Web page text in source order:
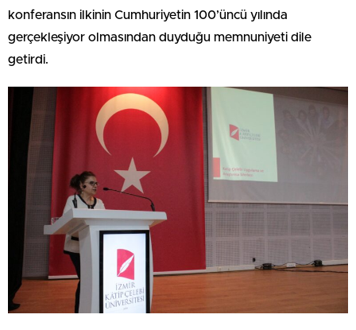
konferansın ilkinin Cumhuriyetin 100’üncü yılında
gerçekleşiyor olmasından duyduğu memnuniyeti dile
getirdi.